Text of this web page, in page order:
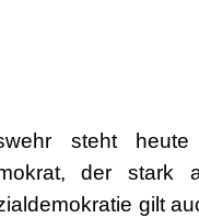
steht
der
gilt